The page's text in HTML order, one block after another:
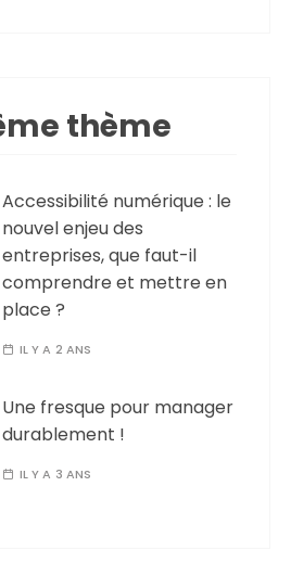
thème
Accessibilité numérique : le
nouvel enjeu des
entreprises, que faut-il
comprendre et mettre en
place ?
IL Y A 2 ANS
Une fresque pour manager
durablement !
IL Y A 3 ANS